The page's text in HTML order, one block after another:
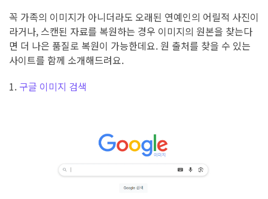
꼭 가족의 이미지가 아니더라도 오래된 연예인의 어릴적 사진이
라거나, 스캔된 자료를 복원하는 경우 이미지의 원본을 찾는다
면 더 나은 품질로 복원이 가능한데요. 원 출처를 찾을 수 있는
사이트를 함께 소개해드려요.
1. 구글 이미지 검색